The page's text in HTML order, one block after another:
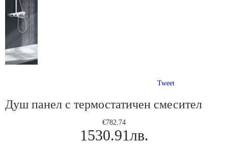
Tweet
Душ панел с термостатичен смесител
€782.74
1530.91лв.